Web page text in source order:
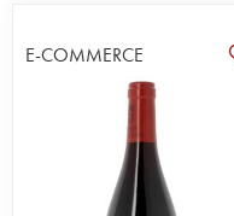
E-COMMERCE